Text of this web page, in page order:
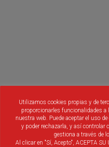
Utilizamos cookies propias y de
proporcionarles funcionalidades a
nuestra web. Puede aceptar el uso
y poder rechazarla, y así controlar
gestiona a través de
Al clicar en "Sí, Acepto", ACEPTA